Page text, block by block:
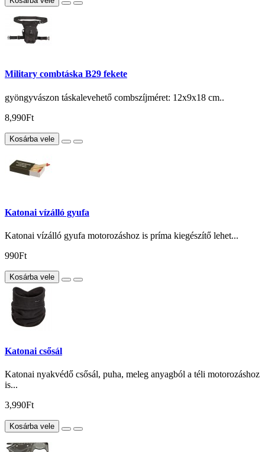
Military combtáska B29 fekete
gyöngyvászon táskalevehető combszíjméret: 12x9x18 cm..
8,990Ft
Kosárba vele
Katonai vízálló gyufa
Katonai vízálló gyufa motorozáshoz is príma kiegészítő lehet...
990Ft
Kosárba vele
Katonai csősál
Katonai nyakvédő csősál, puha, meleg anyagból a téli motorozáshoz
is...
3,990Ft
Kosárba vele